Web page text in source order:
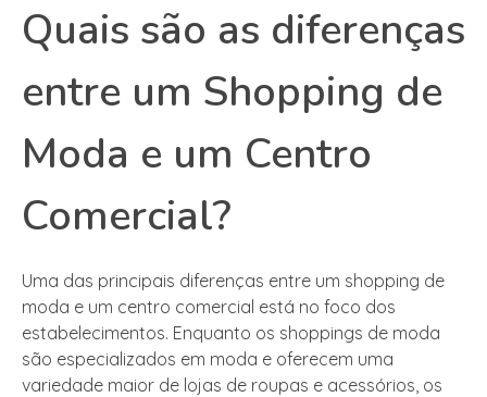
Quais são as diferenças
entre um Shopping de
Moda e um Centro
Comercial?
Uma das principais diferenças entre um shopping de
moda e um centro comercial está no foco dos
estabelecimentos. Enquanto os shoppings de moda
são especializados em moda e oferecem uma
variedade maior de lojas de roupas e acessórios, os